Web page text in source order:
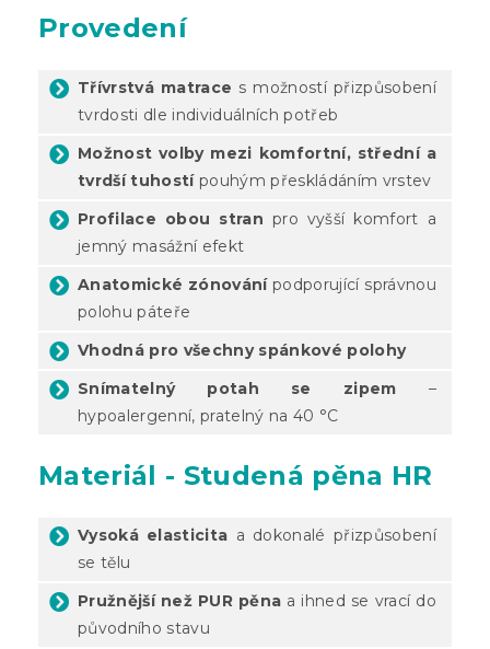
Provedení
Třívrstvá matrace s možností přizpůsobení
tvrdosti dle individuálních potřeb
Možnost volby mezi komfortní, střední a
tvrdší tuhostípouhým přeskládáním vrstev
Profilace obou stran pro vyšší komfort a
jemný masážní efekt
Anatomické zónovánípodporující správnou
polohu páteře
Vhodná pro všechny spánkové polohy
Snímatelný potah se zipem –
hypoalergenní, pratelný na 40 °C
Materiál - Studená pěna HR
Vysoká elasticita a dokonalé přizpůsobení
se tělu
Pružnější než PUR pěna a ihned se vrací do
původního stavu